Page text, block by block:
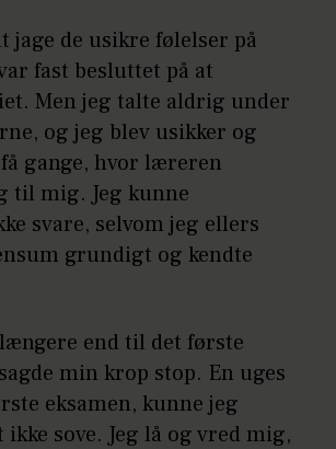
jage de usikre følelser på
fast besluttet på at
Men jeg talte aldrig under
og jeg blev usikker og
gange, hvor læreren
til mig. Jeg kunne
svare, selvom jeg ellers
grundigt og kendte
end til det første
min krop stop. En uges
eksamen, kunne jeg
ikke sove. Jeg lå og vred mig,